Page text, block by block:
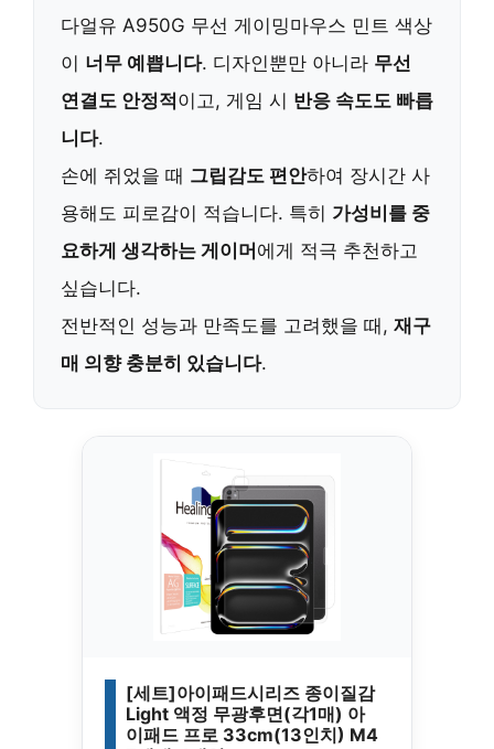
다얼유 A950G 무선 게이밍마우스 민트 색상
이 너무 예쁩니다. 디자인뿐만 아니라 무선
연결도 안정적이고, 게임 시 반응 속도도 빠릅
니다.
손에 쥐었을 때 그립감도 편안하여 장시간 사
용해도 피로감이 적습니다. 특히 가성비를 중
요하게 생각하는 게이머에게 적극 추천하고
싶습니다.
전반적인 성능과 만족도를 고려했을 때, 재구
매 의향 충분히 있습니다.
[세트]아이패드시리즈 종이질감
Light 액정 무광후면(각1매) 아
이패드 프로 33cm(13인치) M4